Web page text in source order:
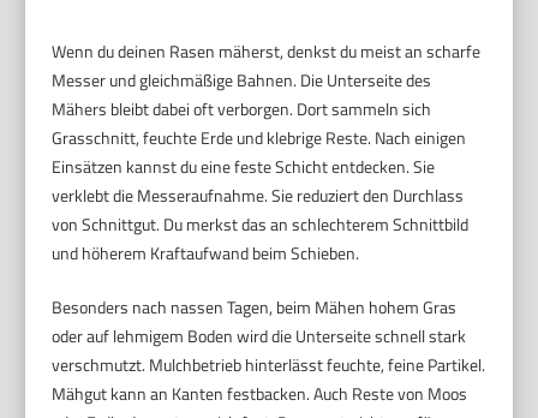
Wenn du deinen Rasen mäherst, denkst du meist an scharfe
Messer und gleichmäßige Bahnen. Die Unterseite des
Mähers bleibt dabei oft verborgen. Dort sammeln sich
Grasschnitt, feuchte Erde und klebrige Reste. Nach einigen
Einsätzen kannst du eine feste Schicht entdecken. Sie
verklebt die Messeraufnahme. Sie reduziert den Durchlass
von Schnittgut. Du merkst das an schlechterem Schnittbild
und höherem Kraftaufwand beim Schieben.
Besonders nach nassen Tagen, beim Mähen hohem Gras
oder auf lehmigem Boden wird die Unterseite schnell stark
verschmutzt. Mulchbetrieb hinterlässt feuchte, feine Partikel.
Mähgut kann an Kanten festbacken. Auch Reste von Moos